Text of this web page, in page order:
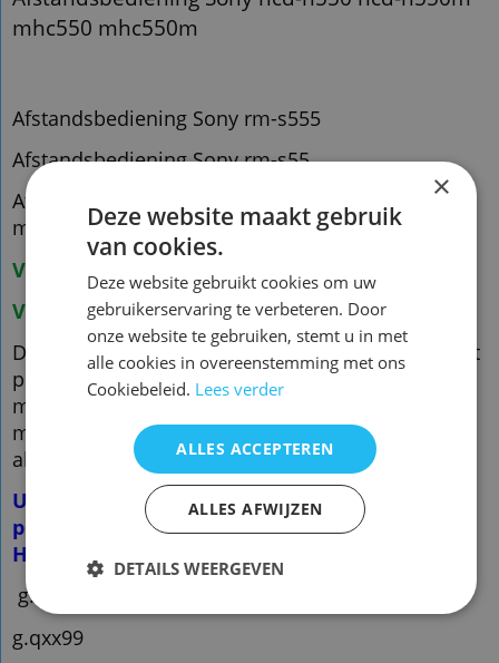
mhc550 mhc550m
Afstandsbediening Sony rm-s555
Afstandsbediening Sony rm-s55
Afstandsbediening Sony hcd-h550 hcd-h550m
mhc550 mhc550m
Voorraad origineel:1
Voorraad nieuw vervangend : 3
De vervangende is een kopie van de originele met
precies dezelfde functies
maar een ander uiterlijk en is speciaal voor dit
model gemaakt en werkt ook
alleen op dit merk en model. ( zie foto 2 )
U hoeft de afstandsbediening NIET te
programmeren!
Het werkt direct
g.qh12
g.qxx99
×
Deze website maakt gebruik
van cookies.
Deze website gebruikt cookies om uw
gebruikerservaring te verbeteren. Door
onze website te gebruiken, stemt u in met
alle cookies in overeenstemming met ons
Cookiebeleid. Lees verder
ALLES ACCEPTEREN
ALLES AFWIJZEN
DETAILS WEERGEVEN